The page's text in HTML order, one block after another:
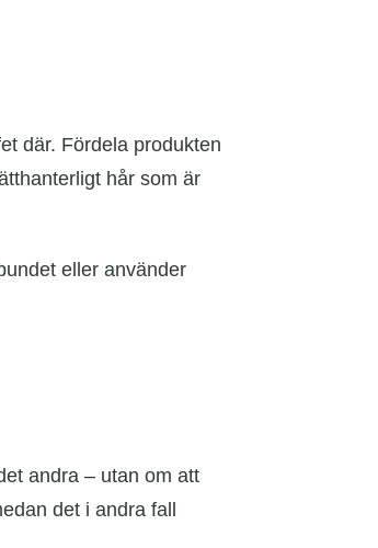
där. Fördela produkten
hår som är
eller använder
andra – utan om att
det i andra fall